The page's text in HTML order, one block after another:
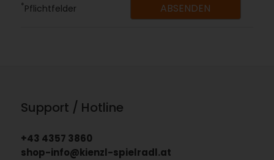
*Pflichtfelder
Support / Hotline
+43 4357 3860
shop-info@kienzl-spielradl.at